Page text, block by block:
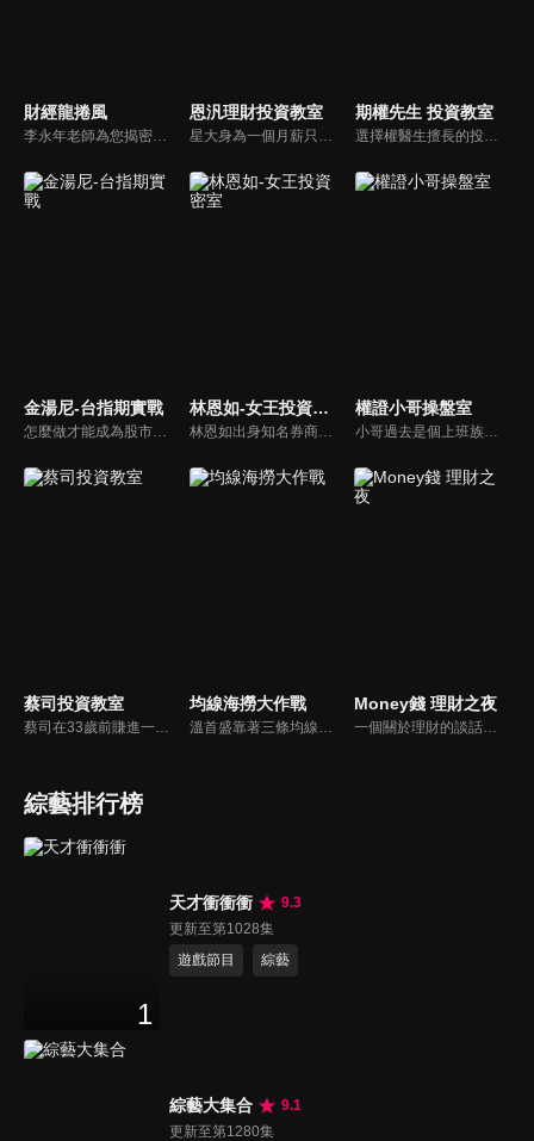
財經龍捲風
李永年老師為您揭密不為人知的財經秘密！網路上教的技術分析不是不對，而是不正確！節目會持續提供您網路上沒有的資訊！
恩汎理財投資教室
星大身為一個月薪只有四萬的小職員，投過投資， 每年就可以領到股利40萬！讓恩汎理財團隊教你利用逢低進場、波段存股， 透過領息、以息養息的投資操作達到資產快速成長的目的，同時建構屬於自己的高股息收益基金！
期權先生 投資教室
選擇權醫生擅長的投資工具-「選擇權」 或許你會覺得「選擇權好難，買權、賣權傻傻分不清楚，事實上選擇權只要懂方法，選擇權就能讓你創造被動收入，當個快樂的包租公！
金湯尼-台指期實戰
怎麼做才能成為股市中的市場贏家？金湯尼特別錄製，要跟大家分享自己的十年交易之路！
林恩如-女王投資密室
林恩如出身知名券商女交易員，挺過 2 次股市大崩盤後，頓悟了【簡單投資法】「不盯盤卻能獲利翻倍」的精隨，晉升千萬身家自由投資人！目前致力於投資理財教育，幫助投資人一起翻轉人生！
權證小哥操盤室
小哥過去是個上班族，沒有富爸爸，且不具商學背景，投資全程自學。善用籌碼，配合操作高槓桿的權證，在2008多頭牛市中，以10萬元進場滾出千萬元，成功翻轉自己的呆薪人生！
蔡司投資教室
蔡司在33歲前賺進一棟房，擅長洞悉主力分點，找出高勝率的分點券商，再利用籌碼搭配技術分析，達到自己的獲利方程式！
均線海撈大作戰
溫首盛靠著三條均線獨創【黃綠紅海撈操作法】 抓出多空皆宜的標的！讓一般人都可以簡單投資學理財～
Money錢 理財之夜
一個關於理財的談話性節目，每集會邀請在理財方面有鑽研的各界專業人士或名人來談理財投資，讓理財更貼近一般大眾，成為生活不可或缺的一部份。
綜藝排行榜
1
天才衝衝衝
9.3
更新至第1028集
遊戲節目
綜藝
綜藝大集合
9.1
更新至第1280集